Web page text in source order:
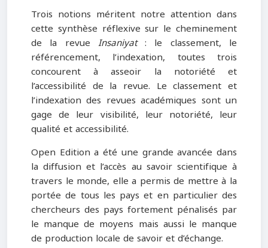
Trois notions méritent notre attention dans
cette synthèse réflexive sur le cheminement
de la revue Insaniyat: le classement, le
référencement, l’indexation, toutes trois
concourent à asseoir la notoriété et
l’accessibilité de la revue. Le classement et
l’indexation des revues académiques sont un
gage de leur visibilité, leur notoriété, leur
qualité et accessibilité.
Open Edition a été une grande avancée dans
la diffusion et l’accès au savoir scientifique à
travers le monde, elle a permis de mettre à la
portée de tous les pays et en particulier des
chercheurs des pays fortement pénalisés par
le manque de moyens mais aussi le manque
de production locale de savoir et d’échange.